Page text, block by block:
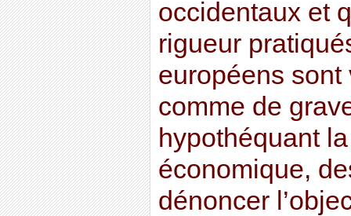
occidentaux et
rigueur
européens
comme de
hypothéquant
économique,
dénoncer